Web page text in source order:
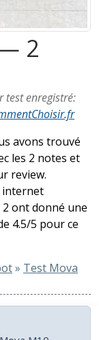
2
test enregistré:
avons trouvé
les 2 notes et
review.
internet
ont donné une
4.5/5 pour ce
» Test Mova